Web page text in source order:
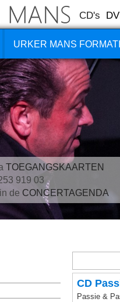
CD's
URKER MANS
TOEGANGSKAARTEN
919 03
de CONCERTAGENDA
CD
Passie &